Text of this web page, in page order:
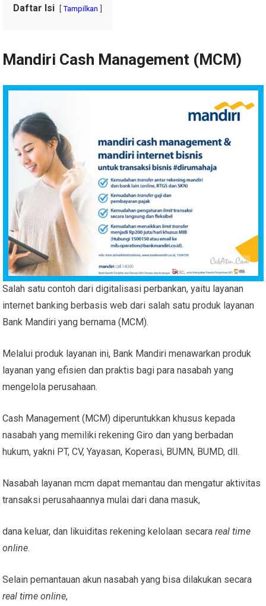
Daftar Isi Tampilkan
Mandiri Cash Management (MCM)
Salah satu contoh dari digitalisasi perbankan, yaitu layanan
internet banking berbasis web dari salah satu produk layanan
Bank Mandiri yang bernama (MCM).
Melalui produk layanan ini, Bank Mandiri menawarkan produk
layanan yang efisien dan praktis bagi para nasabah yang
mengelola perusahaan.
Cash Management (MCM) diperuntukkan khusus kepada
nasabah yang memiliki rekening Giro dan yang berbadan
hukum, yakni PT, CV, Yayasan, Koperasi, BUMN, BUMD, dll.
Nasabah layanan mcm dapat memantau dan mengatur aktivitas
transaksi perusahaannya mulai dari dana masuk,
dana keluar, dan likuiditas rekening kelolaan secarareal time
online.
Selain pemantauan akun nasabah yang bisa dilakukan secara
real time online,